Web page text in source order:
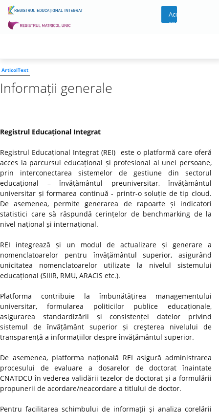
Acces
cont
ArticolText
Informații generale
Registrul Educațional Integrat
Registrul Educațional Integrat (REI) este o platformă care oferă
acces la parcursul educațional și profesional al unei persoane,
prin interconectarea sistemelor de gestiune din sectorul
educațional – învățământul preuniversitar, învățământul
universitar și formarea continuă - printr-o soluție de tip cloud.
De asemenea, permite generarea de rapoarte și indicatori
statistici care să răspundă cerințelor de benchmarking de la
nivel național și internațional.
REI integrează și un modul de actualizare și generare a
nomenclatoarelor pentru învățământul superior, asigurând
unicitatea nomenclatoarelor utilizate la nivelul sistemului
educațional (SIIIR, RMU, ARACIS etc.).
Platforma contribuie la îmbunătățirea managementului
universitar, formularea politicilor publice educaționale,
asigurarea standardizării și consistenței datelor privind
sistemul de învățământ superior și creşterea nivelului de
transparență a informațiilor despre învățământul superior.
De asemenea, platforma națională REI asigură administrarea
procesului de evaluare a dosarelor de doctorat înaintate
CNATDCU în vederea validării tezelor de doctorat și a formulării
propunerii de acordare/neacordare a titlului de doctor.
Pentru facilitarea schimbului de informații și analiza corelării